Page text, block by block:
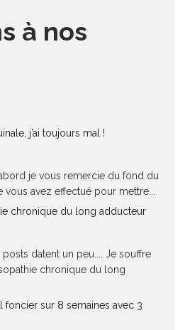
à nos
j’ai toujours mal !
je vous remercie du fond du
avez effectué pour mettre...
chronique du long adducteur
datent un peu.... Je souffre
chronique du long
foncier sur 8 semaines avec 3